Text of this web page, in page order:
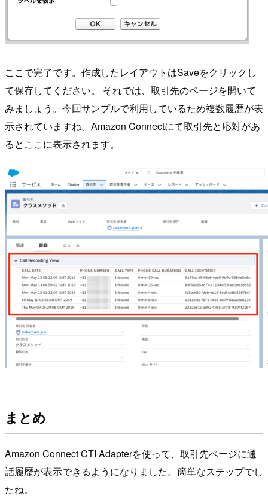
ここで完了です。作成したレイアウトはSaveをクリックし
て保存してください。 それでは、取引先のページを開いて
みましょう。今回サンプルで利用しているため複数履歴が表
示されていますね。Amazon Connectにて取引先と応対があ
るとここに表示されます。
まとめ
Amazon Connect CTI Adapterを使って、取引先ページに通
話履歴が表示できるようになりました。簡単なステップでし
たね。